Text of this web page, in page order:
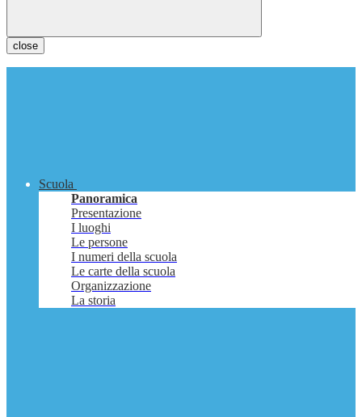
close
Scuola
Panoramica
Presentazione
I luoghi
Le persone
I numeri della scuola
Le carte della scuola
Organizzazione
La storia